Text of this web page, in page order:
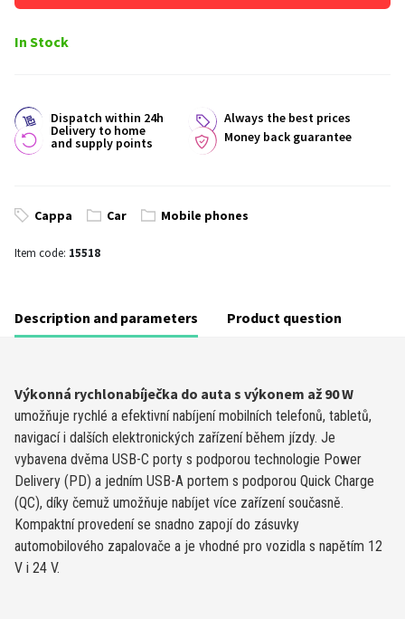
In Stock
Dispatch within 24h Always the best prices
Delivery to home
and supply points Money back guarantee
Cappa Car Mobile phones
Item code: 15518
Description and parameters Product question
Výkonná rychlonabíječka do auta s výkonem až 90 W
umožňuje rychlé a efektivní nabíjení mobilních telefonů, tabletů,
navigací i dalších elektronických zařízení během jízdy. Je
vybavena dvěma USB-C porty s podporou technologie Power
Delivery (PD) a jedním USB-A portem s podporou Quick Charge
(QC), díky čemuž umožňuje nabíjet více zařízení současně.
Kompaktní provedení se snadno zapojí do zásuvky
automobilového zapalovače a je vhodné pro vozidla s napětím 12
V i 24 V.